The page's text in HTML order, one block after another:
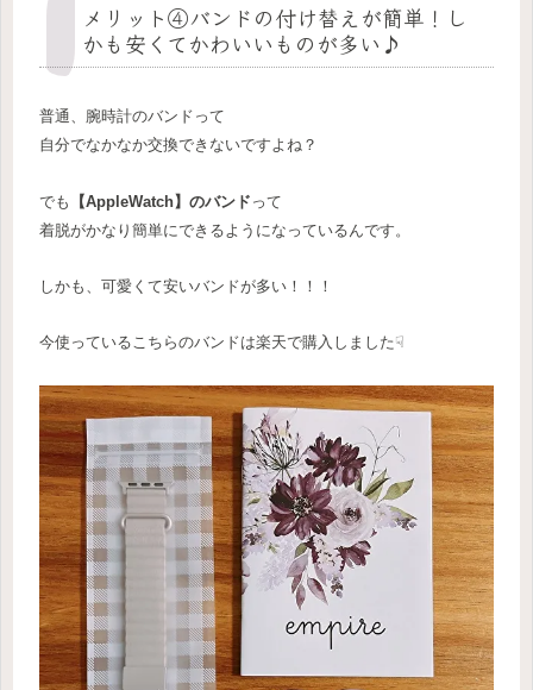
メリット④バンドの付け替えが簡単！し
かも安くてかわいいものが多い♪
普通、腕時計のバンドって
自分でなかなか交換できないですよね？
でも 【AppleWatch】のバンド って
着脱がかなり簡単にできるようになっているんです。
しかも、可愛くて安いバンドが多い！！！
今使っているこちらのバンドは楽天で購入しました☟